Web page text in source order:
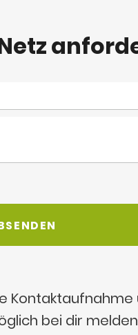
Kontaktaufnahme
bei dir